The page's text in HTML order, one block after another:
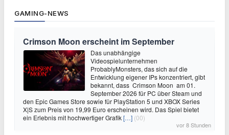
GAMING-NEWS
Crimson Moon erscheint im September
Das unabhängige
Videospielunternehmen
ProbablyMonsters, das sich auf die
Entwicklung eigener IPs konzentriert, gibt
bekannt, dass Crimson Moon am 01.
September 2026 für PC über Steam und
den Epic Games Store sowie für PlayStation 5 und XBOX Series
X|S zum Preis von 19,99 Euro erscheinen wird. Das Spiel bietet
ein Erlebnis mit hochwertiger Grafik[…] (00)
vor 8 Stunden